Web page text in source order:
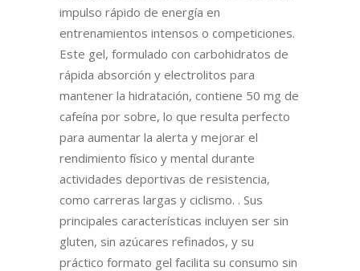
impulso rápido de energía en
entrenamientos intensos o competiciones.
Este gel, formulado con carbohidratos de
rápida absorción y electrolitos para
mantener la hidratación, contiene 50 mg de
cafeína por sobre, lo que resulta perfecto
para aumentar la alerta y mejorar el
rendimiento físico y mental durante
actividades deportivas de resistencia,
como carreras largas y ciclismo. . Sus
principales características incluyen ser sin
gluten, sin azúcares refinados, y su
práctico formato gel facilita su consumo sin